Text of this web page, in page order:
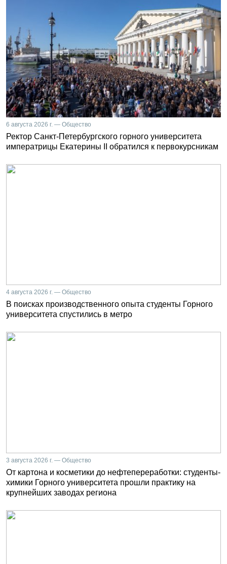
6 августа 2026 г. — Общество
Ректор Санкт-Петербургского горного университета
императрицы Екатерины II обратился к первокурсникам
4 августа 2026 г. — Общество
В поисках производственного опыта студенты Горного
университета спустились в метро
3 августа 2026 г. — Общество
От картона и косметики до нефтепереработки: студенты-
химики Горного университета прошли практику на
крупнейших заводах региона